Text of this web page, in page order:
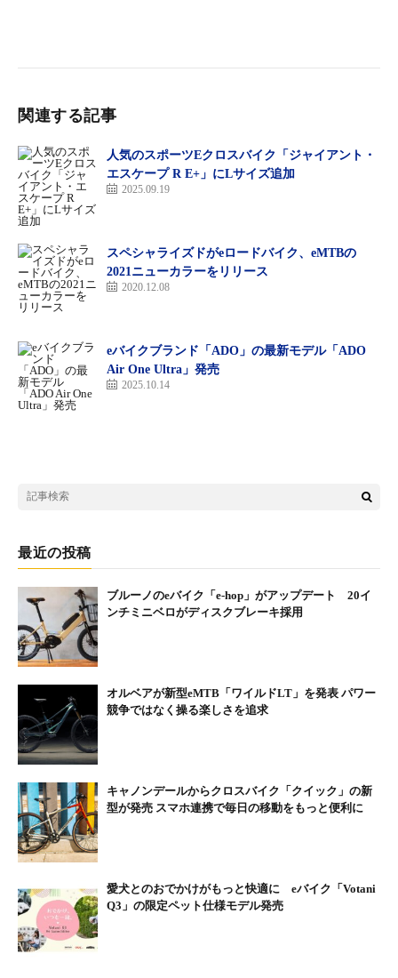
関連する記事
人気のスポーツEクロスバイク「ジャイアント・
エスケープ R E+」にLサイズ追加
2025.09.19
スペシャライズドがeロードバイク、eMTBの
2021ニューカラーをリリース
2020.12.08
eバイクブランド「ADO」の最新モデル「ADO
Air One Ultra」発売
2025.10.14
最近の投稿
ブルーノのeバイク「e-hop」がアップデート 20イ
ンチミニベロがディスクブレーキ採用
オルベアが新型eMTB「ワイルドLT」を発表 パワー
競争ではなく操る楽しさを追求
キャノンデールからクロスバイク「クイック」の新
型が発売 スマホ連携で毎日の移動をもっと便利に
愛犬とのおでかけがもっと快適に eバイク「Votani
Q3」の限定ペット仕様モデル発売